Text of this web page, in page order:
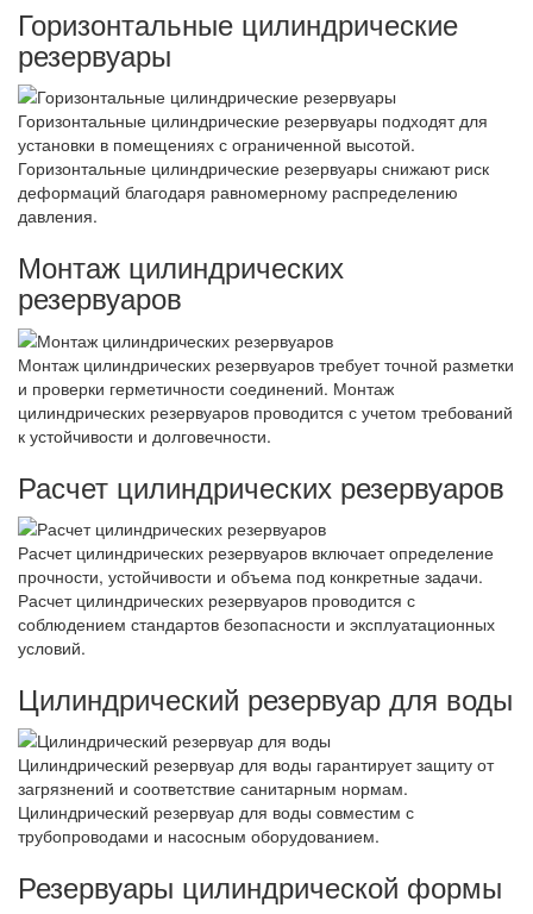
Горизонтальные цилиндрические
резервуары
Горизонтальные цилиндрические резервуары подходят для
установки в помещениях с ограниченной высотой.
Горизонтальные цилиндрические резервуары снижают риск
деформаций благодаря равномерному распределению
давления.
Монтаж цилиндрических
резервуаров
Монтаж цилиндрических резервуаров требует точной разметки
и проверки герметичности соединений. Монтаж
цилиндрических резервуаров проводится с учетом требований
к устойчивости и долговечности.
Расчет цилиндрических резервуаров
Расчет цилиндрических резервуаров включает определение
прочности, устойчивости и объема под конкретные задачи.
Расчет цилиндрических резервуаров проводится с
соблюдением стандартов безопасности и эксплуатационных
условий.
Цилиндрический резервуар для воды
Цилиндрический резервуар для воды гарантирует защиту от
загрязнений и соответствие санитарным нормам.
Цилиндрический резервуар для воды совместим с
трубопроводами и насосным оборудованием.
Резервуары цилиндрической формы